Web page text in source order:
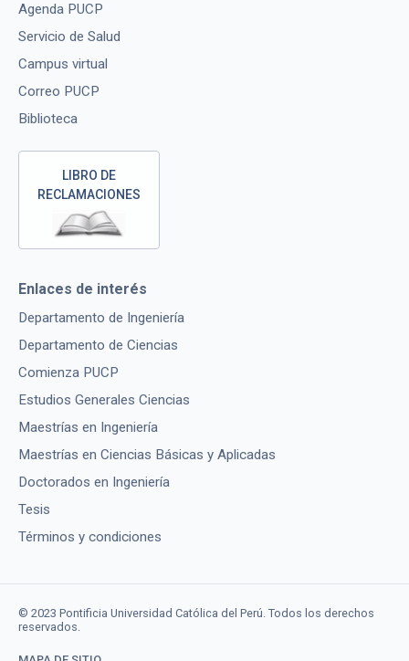
Agenda PUCP
Servicio de Salud
Campus virtual
Correo PUCP
Biblioteca
LIBRO DE
RECLAMACIONES
Enlaces de interés
Departamento de Ingeniería
Departamento de Ciencias
Comienza PUCP
Estudios Generales Ciencias
Maestrías en Ingeniería
Maestrías en Ciencias Básicas y Aplicadas
Doctorados en Ingeniería
Tesis
Términos y condiciones
© 2023 Pontificia Universidad Católica del Perú. Todos los derechos
reservados.